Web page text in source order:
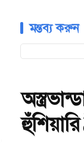
মন্তব্য করুন
হুঁশিয়ারি